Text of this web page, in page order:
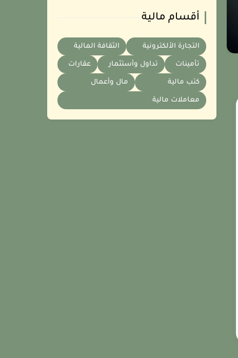
أقسام مالية
التجارة الألكترونية الثقافة المالية
تأمينات تداول وأستثمار عقارات
كتب مالية مال وأعمال
معاملات مالية